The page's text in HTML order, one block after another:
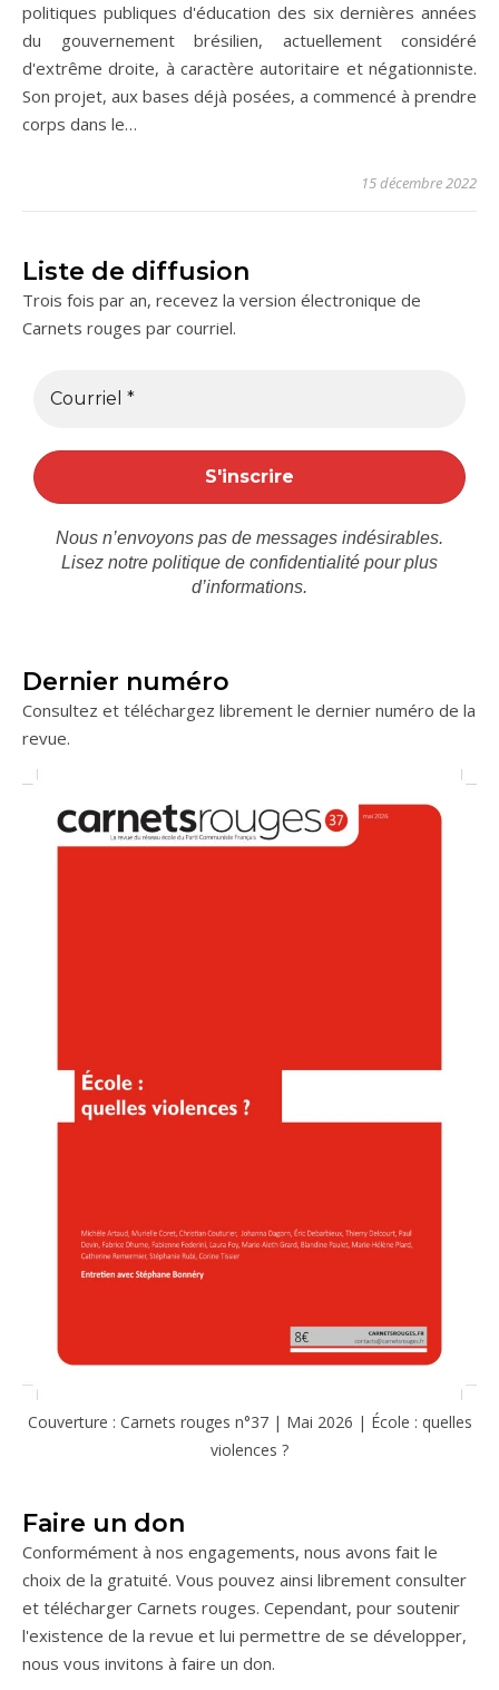
politiques publiques d'éducation des six dernières années
du gouvernement brésilien, actuellement considéré
d'extrême droite, à caractère autoritaire et négationniste.
Son projet, aux bases déjà posées, a commencé à prendre
corps dans le…
15 décembre 2022
Liste de diffusion
Trois fois par an, recevez la version électronique de
Carnets rouges par courriel.
Nous n’envoyons pas de messages indésirables.
Lisez notre politique de confidentialité pour plus
d’informations.
Dernier numéro
Consultez et téléchargez librement le dernier numéro de la
revue.
Couverture : Carnets rouges n°37 | Mai 2026 | École : quelles
violences ?
Faire un don
Conformément à nos engagements, nous avons fait le
choix de la gratuité. Vous pouvez ainsi librement consulter
et télécharger Carnets rouges. Cependant, pour soutenir
l'existence de la revue et lui permettre de se développer,
nous vous invitons à faire un don.